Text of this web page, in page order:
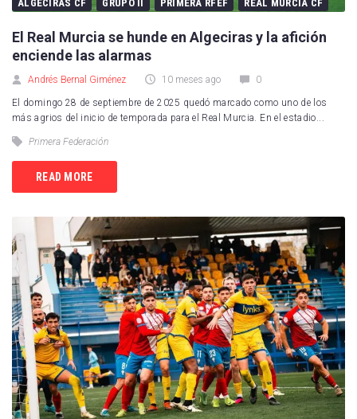
UD Las Palmas
Celta de Vigo
RCD Espanyol
Sevilla FC
Villarreal CF
ALGECIRAS CF GRUPO II PRIMERA RFEF REAL MURCIA CF
El Real Murcia se hunde en Algeciras y la afición
enciende las alarmas
Andrés Bernal Giménez 10 meses ago 0
El domingo 28 de septiembre de 2025 quedó marcado como uno de los
más agrios del inicio de temporada para el Real Murcia. En el estadio...
Primera Federación
READ MORE